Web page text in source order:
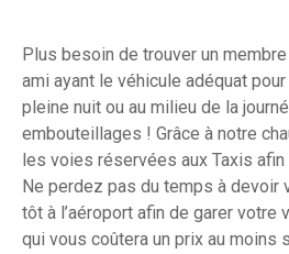
Plus besoin de trouver un
ami ayant le véhicule adéquat
pleine nuit ou au milieu de la
embouteillages ! Grâce à notre
les voies réservées aux Taxis afin
Ne perdez pas du temps à devoir
tôt à l’aéroport afin de garer votre
qui vous coûtera un prix au moins